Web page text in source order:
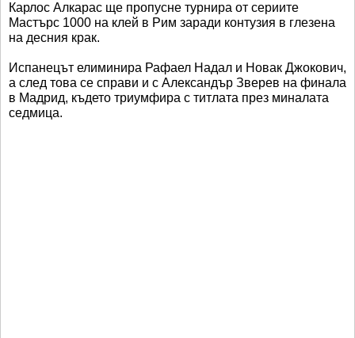
Карлос Алкарас ще пропусне турнира от сериите
Мастърс 1000 на клей в Рим заради контузия в глезена
на десния крак.
Испанецът елиминира Рафаел Надал и Новак Джокович,
а след това се справи и с Александър Зверев на финала
в Мадрид, където триумфира с титлата през миналата
седмица.